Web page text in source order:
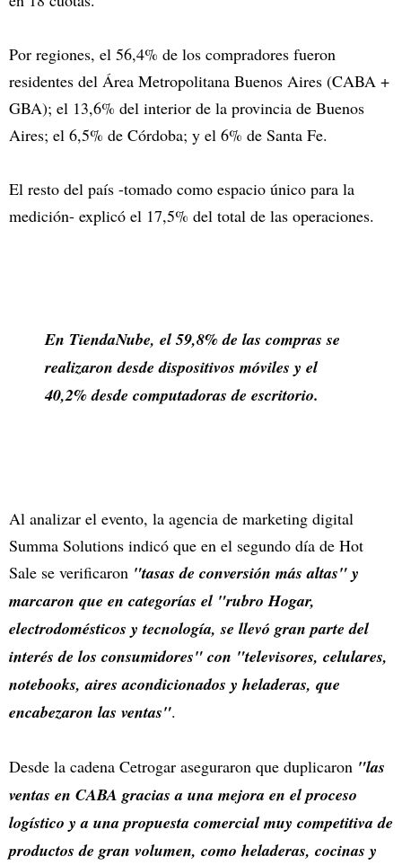
Por regiones, el 56,4% de los compradores fueron
residentes del Área Metropolitana Buenos Aires (CABA +
GBA); el 13,6% del interior de la provincia de Buenos
Aires; el 6,5% de Córdoba; y el 6% de Santa Fe.
El resto del país -tomado como espacio único para la
medición- explicó el 17,5% del total de las operaciones.
En TiendaNube, el 59,8% de las compras se
realizaron desde dispositivos móviles y el
40,2% desde computadoras de escritorio.
Al analizar el evento, la agencia de marketing digital
Summa Solutions indicó que en el segundo día de Hot
Sale se verificaron "tasas de conversión más altas" y
marcaron que en categorías el "rubro Hogar,
electrodomésticos y tecnología, se llevó gran parte del
interés de los consumidores" con "televisores, celulares,
notebooks, aires acondicionados y heladeras, que
encabezaron las ventas".
Desde la cadena Cetrogar aseguraron que duplicaron "las
ventas en CABA gracias a una mejora en el proceso
logístico y a una propuesta comercial muy competitiva de
productos de gran volumen, como heladeras, cocinas y